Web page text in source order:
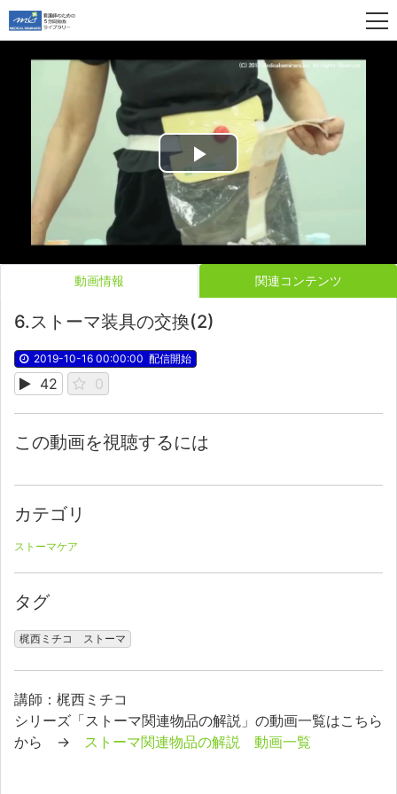
Play
Video
動画情報 関連コンテンツ
6.ストーマ装具の交換(2)
2019-10-16 00:00:00 配信開始
42 0
この動画を視聴するには
カテゴリ
ストーマケア
タグ
梶西ミチコ ストーマ
講師：梶西ミチコ
シリーズ「ストーマ関連物品の解説」の動画一覧はこちら
から → ストーマ関連物品の解説 動画一覧